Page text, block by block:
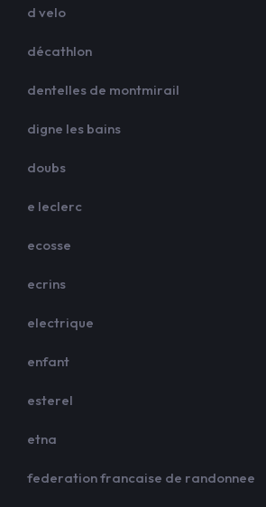
d velo
décathlon
dentelles de montmirail
digne les bains
doubs
e leclerc
ecosse
ecrins
electrique
enfant
esterel
etna
federation francaise de randonnee